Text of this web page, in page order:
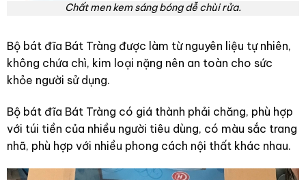
Chất men kem sáng bóng dễ chùi rửa.
Bộ bát đĩa Bát Tràng được làm từ nguyên liệu tự nhiên,
không chứa chì, kim loại nặng nên an toàn cho sức
khỏe người sử dụng.
Bộ bát đĩa Bát Tràng có giá thành phải chăng, phù hợp
với túi tiền của nhiều người tiêu dùng, có màu sắc trang
nhã, phù hợp với nhiều phong cách nội thất khác nhau.